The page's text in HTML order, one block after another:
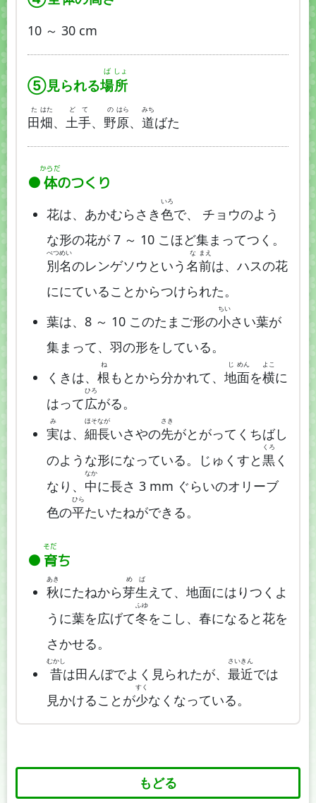
10 ～ 30 cm
⑤見られる場
ば
所
しょ
田
た
畑
はた
、 土
ど
手
て
、 野
の
原
はら
、 道
みち
ばた
体
からだ
のつくり
花は、あかむらさき色
いろ
で、 チョウのよう
な形の花が 7 ～ 10 こほど集まってつく。
別
べつ
名
めい
のレンゲソウという名
な
前
まえ
は、ハスの花
ににていることからつけられた。
葉は、8 ～ 10 このたまご形の小
ちい
さい葉が
集まって、羽の形をしている。
くきは、 根
ね
もとから分かれて、 地
じ
面
めん
を横
よこ
に
はって広
ひろ
がる。
実
み
は、 細
ほそ
長
なが
いさやの先
さき
がとがってくちばし
のような形になっている。じゅくすと黒
くろ
く
なり、 中
なか
に長さ 3 mm ぐらいのオリーブ
色の平
ひら
たいたねができる。
育
そだ
ち
秋
あき
にたねから芽
め
生
ば
えて、地面にはりつくよ
うに葉を広げて冬
ふゆ
をこし、春になると花を
さかせる。
昔
むかし
は田んぼでよく見られたが、 最
さい
近
きん
では
見かけることが少
すく
なくなっている。
もどる